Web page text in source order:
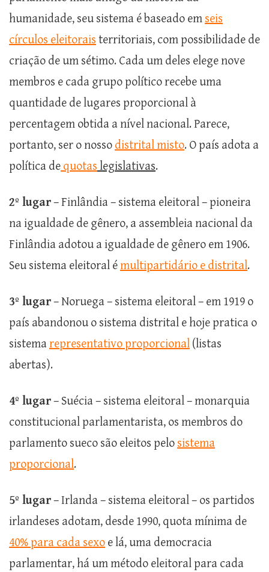
humanidade, seu sistema é baseado em seis
círculos eleitorais territoriais, com possibilidade de
criação de um sétimo. Cada um deles elege nove
membros e cada grupo político recebe uma
quantidade de lugares proporcional à
percentagem obtida a nível nacional. Parece,
portanto, ser o nosso distrital misto. O país adota a
política de quotas legislativas.
2º lugar– Finlândia – sistema eleitoral – pioneira
na igualdade de gênero, a assembleia nacional da
Finlândia adotou a igualdade de gênero em 1906.
Seu sistema eleitoral émultipartidário e distrital.
3º lugar– Noruega – sistema eleitoral – em 1919 o
país abandonou o sistema distrital e hoje pratica o
sistemarepresentativo proporcional (listas
abertas).
4º lugar– Suécia – sistema eleitoral – monarquia
constitucional parlamentarista, os membros do
parlamento sueco são eleitos pelo sistema
proporcional.
5º lugar– Irlanda – sistema eleitoral – os partidos
irlandeses adotam, desde 1990, quota mínima de
40% para cada sexo e lá, uma democracia
parlamentar, há um método eleitoral para cada